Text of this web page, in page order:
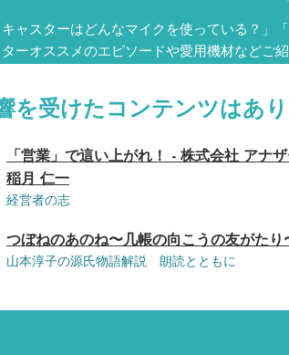
キャスターはどんなマイクを使っている？」
ーオススメのエピソードや愛用機材などご紹
を受けたコンテンツはあ
「営業」で這い上がれ！ - 株式会社 アナ
稲月 仁一
経営者の志
つぼねのあのね〜几帳の向こうの友がたり
山本淳子の源氏物語解説 朗読とともに